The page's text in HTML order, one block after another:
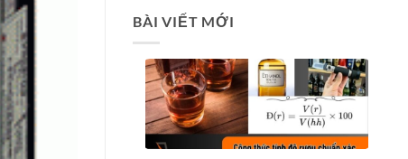
BÀI VIẾT MỚI